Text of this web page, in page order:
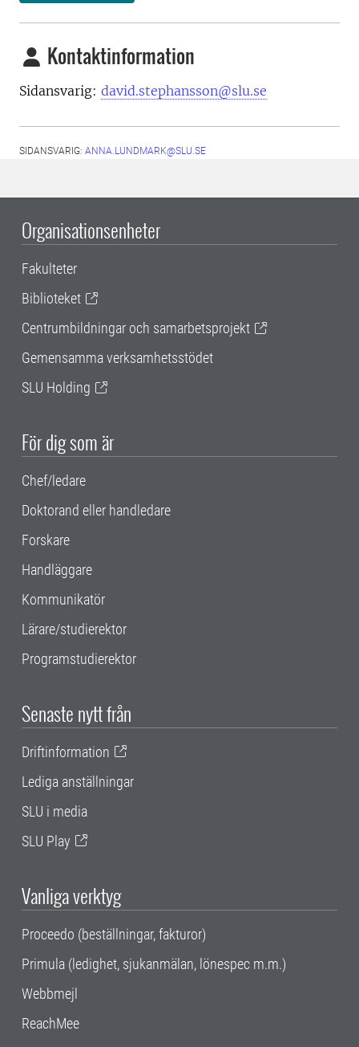
Kontaktinformation
Sidansvarig: david.stephansson@slu.se
SIDANSVARIG: ANNA.LUNDMARK@SLU.SE
Organisationsenheter
Fakulteter
Biblioteket
Centrumbildningar och samarbetsprojekt
Gemensamma verksamhetsstödet
SLU Holding
För dig som är
Chef/ledare
Doktorand eller handledare
Forskare
Handläggare
Kommunikatör
Lärare/studierektor
Programstudierektor
Senaste nytt från
Driftinformation
Lediga anställningar
SLU i media
SLU Play
Vanliga verktyg
Proceedo (beställningar, fakturor)
Primula (ledighet, sjukanmälan, lönespec m.m.)
Webbmejl
ReachMee